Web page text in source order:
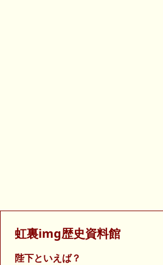
虹裏img歴史資料館
陛下といえば？